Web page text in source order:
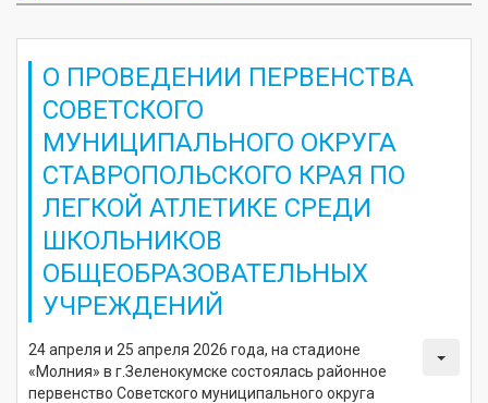
О ПРОВЕДЕНИИ ПЕРВЕНСТВА
СОВЕТСКОГО
МУНИЦИПАЛЬНОГО ОКРУГА
СТАВРОПОЛЬСКОГО КРАЯ ПО
ЛЕГКОЙ АТЛЕТИКЕ СРЕДИ
ШКОЛЬНИКОВ
ОБЩЕОБРАЗОВАТЕЛЬНЫХ
УЧРЕЖДЕНИЙ
24 апреля и 25 апреля 2026 года, на стадионе
«Молния» в г.Зеленокумске состоялась районное
первенство Советского муниципального округа